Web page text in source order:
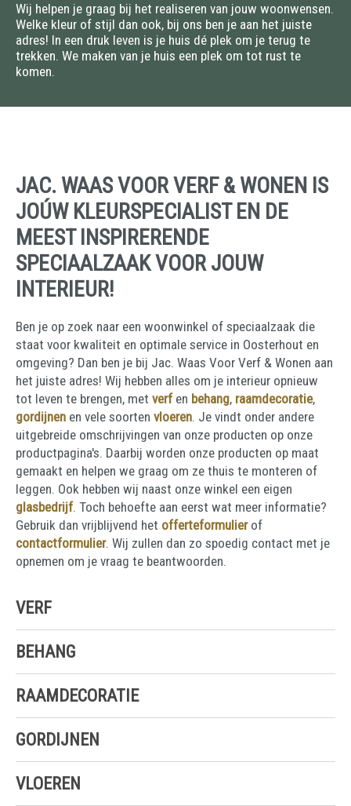
Wij helpen je graag bij het realiseren van jouw woonwensen.
Welke kleur of stijl dan ook, bij ons ben je aan het juiste
adres! In een druk leven is je huis dé plek om je terug te
trekken. We maken van je huis een plek om tot rust te
komen.
JAC. WAAS VOOR VERF & WONEN IS
JOÚW KLEURSPECIALIST EN DE
MEEST INSPIRERENDE
SPECIAALZAAK VOOR JOUW
INTERIEUR!
Ben je op zoek naar een woonwinkel of speciaalzaak die
staat voor kwaliteit en optimale service in Oosterhout en
omgeving? Dan ben je bij Jac. Waas Voor Verf & Wonen aan
het juiste adres! Wij hebben alles om je interieur opnieuw
tot leven te brengen, met verfen behang, raamdecoratie,
gordijnen en vele soorten vloeren. Je vindt onder andere
uitgebreide omschrijvingen van onze producten op onze
productpagina's. Daarbij worden onze producten op maat
gemaakt en helpen we graag om ze thuis te monteren of
leggen. Ook hebben wij naast onze winkel een eigen
glasbedrijf. Toch behoefte aan eerst wat meer informatie?
Gebruik dan vrijblijvend het offerteformulierof
contactformulier. Wij zullen dan zo spoedig contact met je
opnemen om je vraag te beantwoorden.
VERF
BEHANG
RAAMDECORATIE
GORDIJNEN
VLOEREN